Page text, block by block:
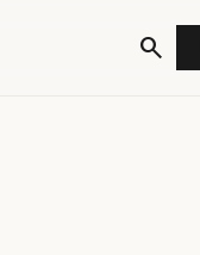
search